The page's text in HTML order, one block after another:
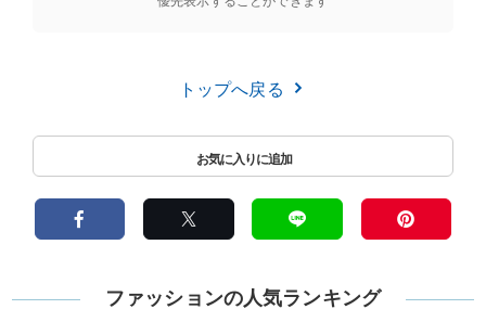
トップへ戻る
ファッションの人気ランキング